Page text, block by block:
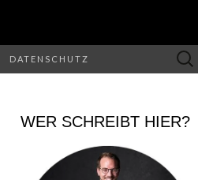
DATENSCHUTZ
Suchen
nach:
WER SCHREIBT HIER?